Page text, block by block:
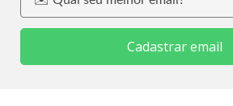
Cadastrar email